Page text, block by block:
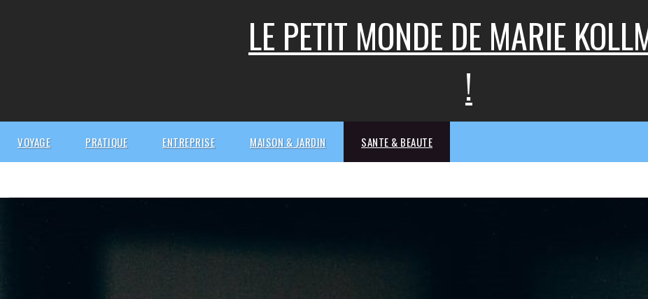
LE PETIT MONDE DE MARIE
!
VOYAGE PRATIQUE ENTREPRISE MAISON & JARDIN SANTE & BEAUTE